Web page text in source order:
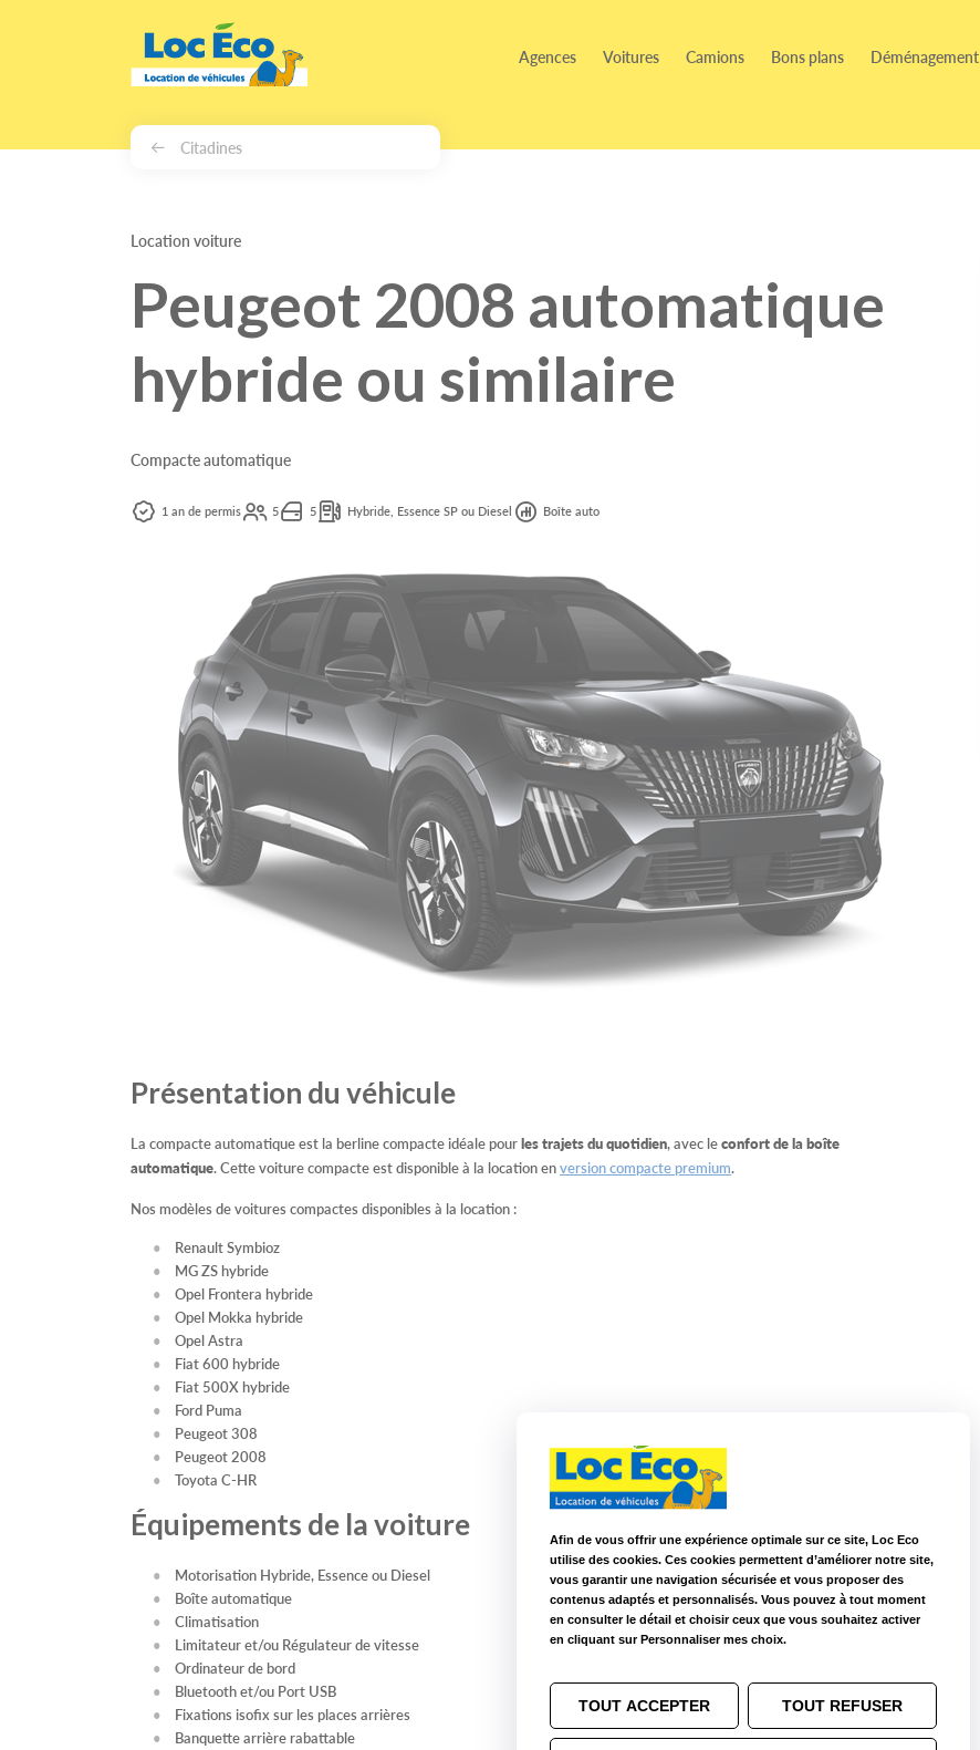
Agences Voitures Camions Bons plans Déménagement
Citadines
Location voiture
Peugeot 2008 automatique
hybride ou similaire
Compacte automatique
1 an de permis 5 5 Hybride, Essence SP ou Diesel Boîte auto
Présentation du véhicule
La compacte automatique est la berline compacte idéale pourles trajets du quotidien, avec leconfort de la boîte
automatique. Cette voiture compacte est disponible à la location enversion compacte premium.
Nos modèles de voitures compactes disponibles à la location :
Renault Symbioz
MG ZS hybride
Opel Frontera hybride
Opel Mokka hybride
Opel Astra
Fiat 600 hybride
Fiat 500X hybride
Ford Puma
Peugeot 308
Peugeot 2008
Toyota C-HR
Équipements de la voiture
Motorisation Hybride, Essence ou Diesel
Boîte automatique
Climatisation
Limitateur et/ou Régulateur de vitesse
Ordinateur de bord
Bluetooth et/ou Port USB
Fixations isofix sur les places arrières
Banquette arrière rabattable
Afin de vous offrir une expérience optimale sur ce site, Loc Eco
utilise des cookies. Ces cookies permettent d’améliorer notre site,
vous garantir une navigation sécurisée et vous proposer des
contenus adaptés et personnalisés. Vous pouvez à tout moment
en consulter le détail et choisir ceux que vous souhaitez activer
en cliquant sur Personnaliser mes choix.
TOUT ACCEPTER TOUT REFUSER